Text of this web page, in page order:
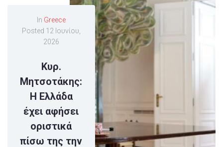
In Greece
Posted 12 Ιουνίου,
2026
Κυρ.
Μητσοτάκης:
Η Ελλάδα
έχει αφήσει
οριστικά
πίσω της την